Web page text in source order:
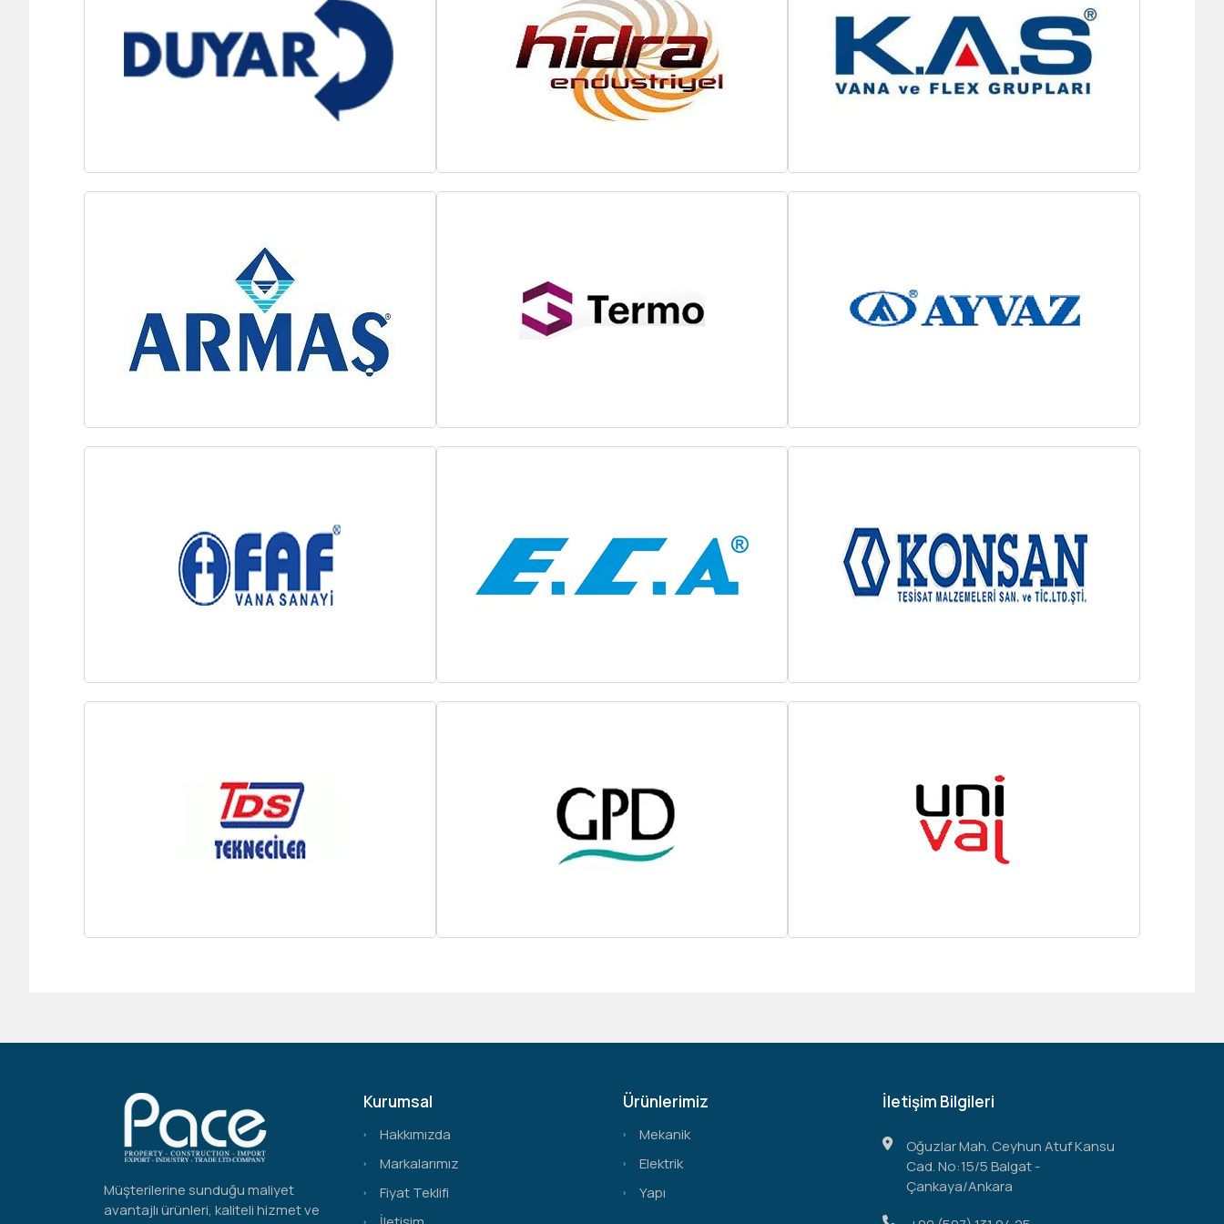
Müşterilerine sunduğu maliyet
avantajlı ürünleri, kaliteli hizmet ve
Kurumsal
Hakkımızda
Markalarımız
Fiyat Teklifi
Ürünlerimiz
Mekanik
Elektrik
Yapı
İletişim Bilgileri
Oğuzlar Mah. Ceyhun Atuf Kansu
Cad. No:15/5 Balgat -
Çankaya/Ankara